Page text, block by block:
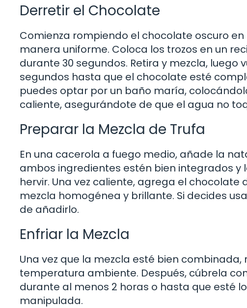
Derretir el Chocolate
Comienza rompiendo el chocolate oscuro
manera uniforme. Coloca los trozos en un
durante 30 segundos. Retira y mezcla, luego
segundos hasta que el chocolate esté
puedes optar por un baño maría,
caliente, asegurándote de que el agua no
Preparar la Mezcla de Trufa
En una cacerola a fuego medio, añade la
ambos ingredientes estén bien integrados y
hervir. Una vez caliente, agrega el
mezcla homogénea y brillante. Si decides
de añadirlo.
Enfriar la Mezcla
Una vez que la mezcla esté bien
temperatura ambiente. Después, cúbrela
durante al menos 2 horas o hasta que esté
manipulada.